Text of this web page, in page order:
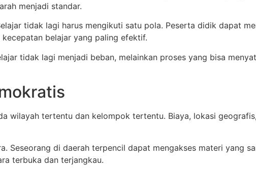
menjadi standar.
tidak lagi harus mengikuti satu pola. Peserta didik dapat
belajar yang paling efektif.
tidak lagi menjadi beban, melainkan proses yang bisa
wilayah tertentu dan kelompok tertentu. Biaya, lokasi
Seseorang di daerah terpencil dapat mengakses materi yang
terbuka dan terjangkau.